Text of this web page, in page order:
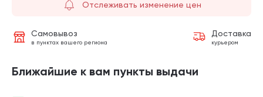
Отслеживать изменение цен
Самовывоз
в пунктах вашего региона
Доставка
курьером
Ближайшие к вам пункты выдачи